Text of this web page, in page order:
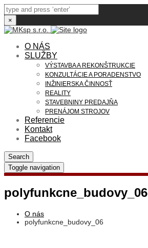
×
O NÁS
SLUŽBY
VÝSTAVBA A REKONŠTRUKCIE
KONZULTÁCIE A PORADENSTVO
INŽINIERSKA ČINNOSŤ
REALITY
STAVEBNINY PREDAJŇA
PRENÁJOM STROJOV
Referencie
Kontakt
Facebook
Search
Toggle navigation
polyfunkcne_budovy_06
O nás
polyfunkcne_budovy_06